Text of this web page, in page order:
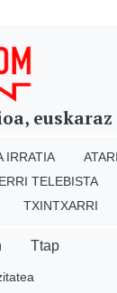
euskaraz
IRRATIA
TELEBISTA
TXINTXARRI
Ttap